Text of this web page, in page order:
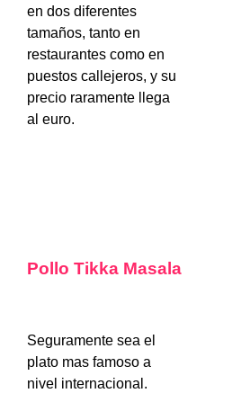
en dos diferentes
tamaños, tanto en
restaurantes como en
puestos callejeros, y su
precio raramente llega
al euro.
Pollo Tikka Masala
Seguramente sea el
plato mas famoso a
nivel internacional.